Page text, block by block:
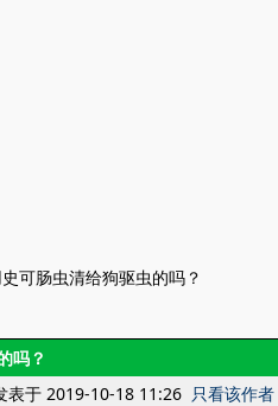
可肠虫清给狗驱虫的吗？
吗？
表于 2019-10-18 11:26 只看该作者